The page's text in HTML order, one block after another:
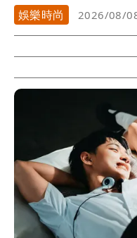
娛樂時尚
2026/08/